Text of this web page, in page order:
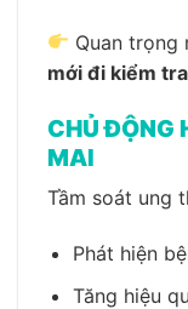
Quan trọng
mới đi kiểm tra
CHỦ ĐỘNG
MAI
Tầm soát ung
Phát hiện
Tăng hiệu